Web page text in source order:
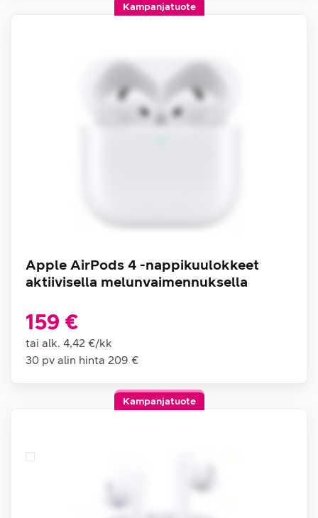
Kampanjatuote
Apple AirPods 4 -nappikuulokkeet
aktiivisella melunvaimennuksella
159 €
tai alk. 4,42 €/kk
30 pv alin hinta 209 €
Kampanjatuote